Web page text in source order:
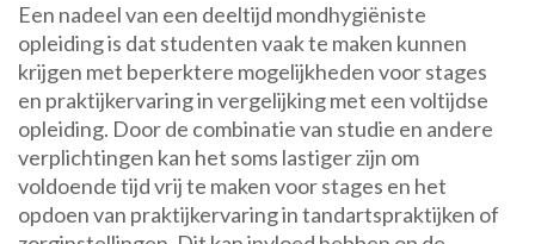
Een nadeel van een deeltijd mondhygiëniste
opleiding is dat studenten vaak te maken kunnen
krijgen met beperktere mogelijkheden voor stages
en praktijkervaring in vergelijking met een voltijdse
opleiding. Door de combinatie van studie en andere
verplichtingen kan het soms lastiger zijn om
voldoende tijd vrij te maken voor stages en het
opdoen van praktijkervaring in tandartspraktijken of